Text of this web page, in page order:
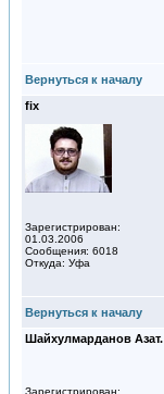
Вернуться к началу
fix
Зарегистрирован:
01.03.2006
Сообщения: 6018
Откуда: Уфа
Вернуться к началу
Шайхулмарданов Азат.
Зарегистрирован: